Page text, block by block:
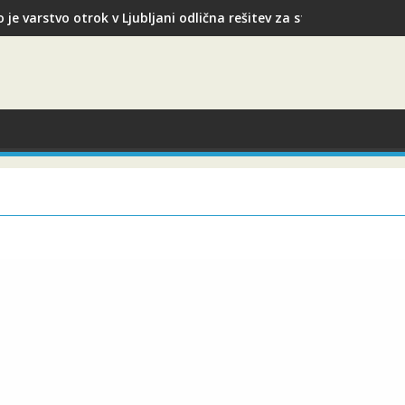
je varstvo otrok v Ljubljani odlična rešitev za starše med